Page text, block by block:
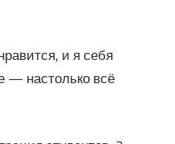
и я себя
— настолько всё